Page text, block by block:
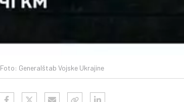
Foto: Generalštab Vojske Ukrajine